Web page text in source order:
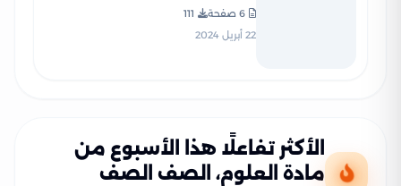
الخامس الابتدائي ترم ثاني
6 صفحة
111
22 أبريل 2024
الأكثر تفاعلًا هذا الأسبوع من
مادة العلوم، الصف الصف